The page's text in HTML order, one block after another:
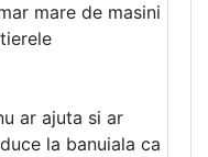
mare de masini
ar ajuta si ar
la banuiala ca